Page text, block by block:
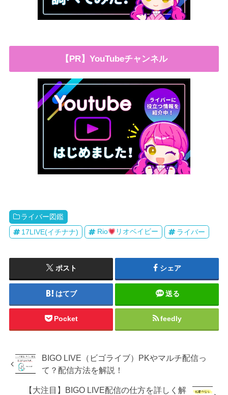
【PR】YouTubeチャンネル
ライバー図鑑
17LIVE(イチナナ)
Rio リオベイビー ライバー
ポスト シェア
はてブ 送る
Pocket feedly
BIGO LIVE（ビゴライブ）PKやマルチ配信っ
て？配信方法を解説！
【大注目】BIGO LIVE配信の仕方を詳しく解